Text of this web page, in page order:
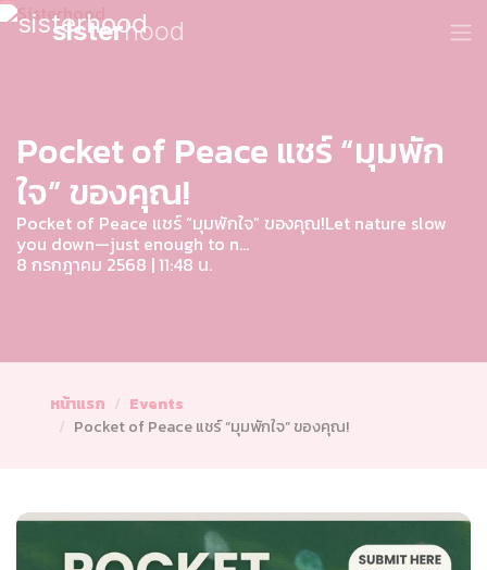
sisterhood
Pocket of Peace แชร์ “มุมพัก
ใจ” ของคุณ!
Pocket of Peace แชร์ “มุมพักใจ” ของคุณ!Let nature slow
you down—just enough to n...
8 กรกฎาคม 2568 | 11:48 น.
หน้าแรก
Events
Pocket of Peace แชร์ “มุมพักใจ” ของคุณ!